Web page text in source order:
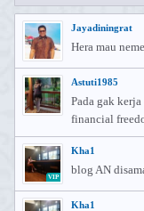
Jayadiningrat
Hera mau
Astuti1985
Pada gak
financial
VIP
Kha1
blog AN
Kha1